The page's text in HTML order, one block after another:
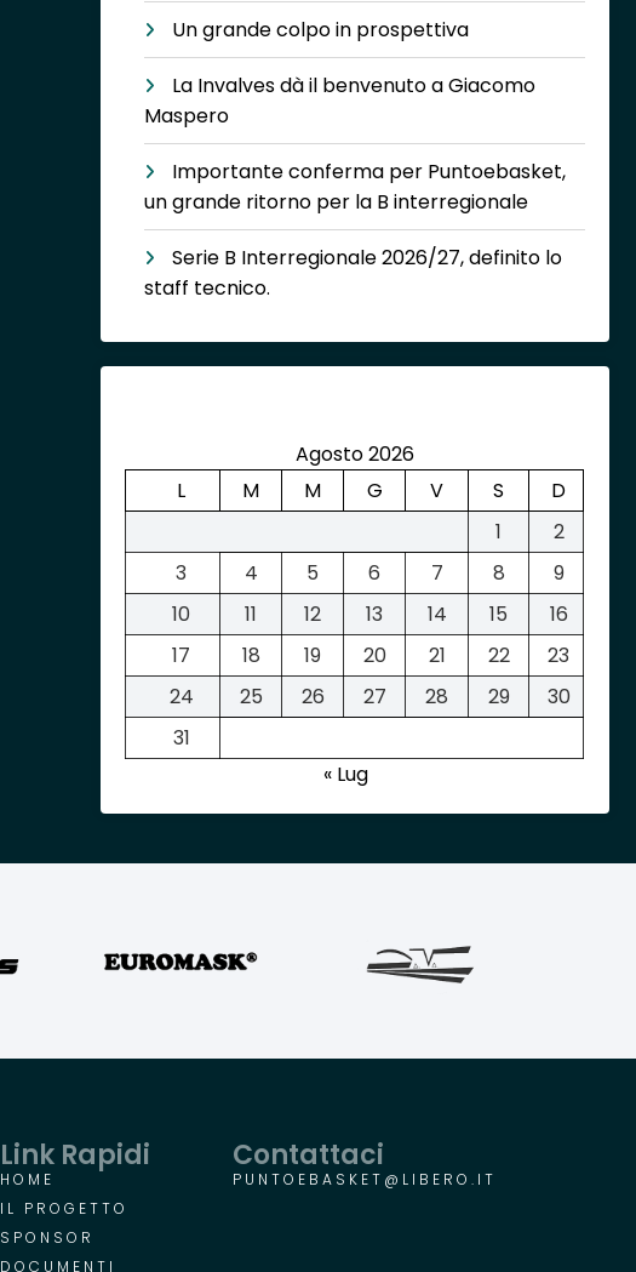
Un grande colpo in prospettiva
La Invalves dà il benvenuto a Giacomo
Maspero
Importante conferma per Puntoebasket,
un grande ritorno per la B interregionale
Serie B Interregionale 2026/27, definito lo
staff tecnico.
Agosto 2026
L
M M G V S
D
1
2
3
4 5 6 7 8
9
10
11 12 13 14 15
16
17
18 19 20 21 22
23
24
25 26 27 28 29
30
31
« Lug
Link Rapidi
HOME
IL PROGETTO
SPONSOR
DOCUMENTI
Contattaci
PUNTOEBASKET@LIBERO.IT